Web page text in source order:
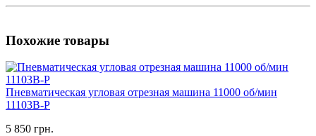
Похожие товары
Пневматическая угловая отрезная машина 11000 об/мин
11103B-P
5 850 грн.